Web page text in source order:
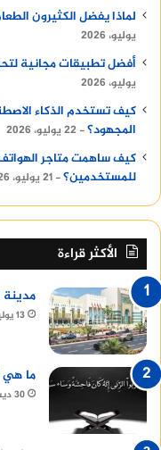
لماذا يفضل الكثيرون
يوليو، 2026
أفضل تطبيقات مجانية
يوليو، 2026
كيف تستخدم الذكاء
المجهود؟ 22 يوليو، 2026
كيف ساهمت متاجر
للمستخدمين؟ 21 يوليو، 2026
الأكثر قراءة
مدينة
13 يوليو، 2025
ما هي
30 ديسمبر، 2024